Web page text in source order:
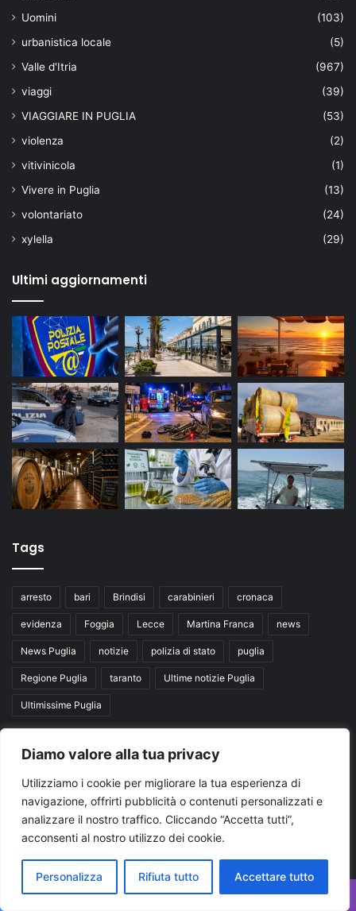
Diamo valore alla tua privacy
Utilizziamo i cookie per migliorare la tua esperienza di
navigazione, offrirti pubblicità o contenuti personalizzati e
analizzare il nostro traffico. Cliccando “Accetta tutti”,
acconsenti al nostro utilizzo dei cookie.
Personalizza Rifiuta tutto Accettare tutto
Uomini
(103)
urbanistica locale
(5)
Valle d'Itria
(967)
viaggi
(39)
VIAGGIARE IN PUGLIA
(53)
violenza
(2)
vitivinicola
(1)
Vivere in Puglia
(13)
volontariato
(24)
xylella
(29)
Ultimi aggiornamenti
Tags
arresto bari Brindisi carabinieri cronaca
evidenza Foggia Lecce Martina Franca news
News Puglia notizie polizia di stato puglia
Regione Puglia taranto Ultime notizie Puglia
Ultimissime Puglia
Seguici su
Facebook
X
You
Tube